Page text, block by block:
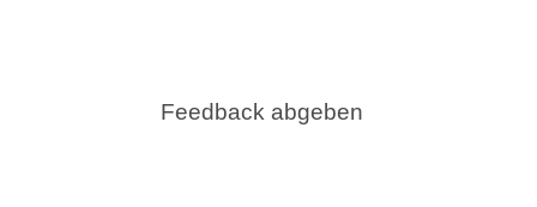
Feedback abgeben